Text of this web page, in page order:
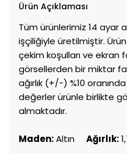
Ürün Açıklaması
Tüm ürünlerimiz 14 ayar
işçiliğiyle üretilmiştir.
çekim koşulları ve ekran
görsellerden bir miktar
ağırlık (+/-) %10
değerler ürünle birlikte
almaktadır.
Maden:Altın Ağırlık: